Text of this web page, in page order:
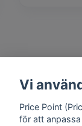
1
Mathias
Vi
Price Point
för att